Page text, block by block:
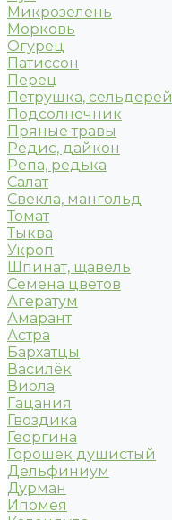
Микрозелень
Морковь
Огурец
Патиссон
Перец
Петрушка, сельдерей
Подсолнечник
Пряные травы
Редис, дайкон
Репа, редька
Салат
Свекла, мангольд
Томат
Тыква
Укроп
Шпинат, щавель
Семена цветов
Агератум
Амарант
Астра
Бархатцы
Василёк
Виола
Гацания
Гвоздика
Георгина
Горошек душистый
Дельфиниум
Дурман
Ипомея